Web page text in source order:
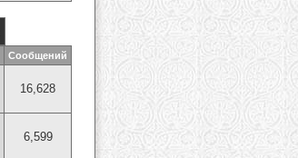
Сообщений
16,628
6,599